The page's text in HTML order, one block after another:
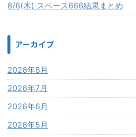
8/6(木) スペース666結果まとめ
アーカイブ
2026年8月
2026年7月
2026年6月
2026年5月